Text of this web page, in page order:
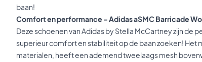
baan!
Comfort en performance – Adidas aSMC Barricade
Deze schoenen van Adidas by Stella McCartney zijn de
superieur comfort en stabiliteit op de baan zoeken! Het
materialen, heeft een ademend tweelaags mesh